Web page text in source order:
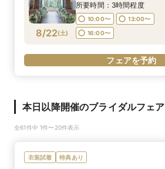
8/22(土)
所要時間：3時間程度
10:00〜
13:00〜
16:00〜
フェアを予約
本日以降開催のブライダルフェア
全61件中 1件〜20件表示
衣装試着 特典あり